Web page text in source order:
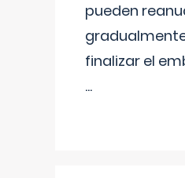
pueden
finalizar el
...